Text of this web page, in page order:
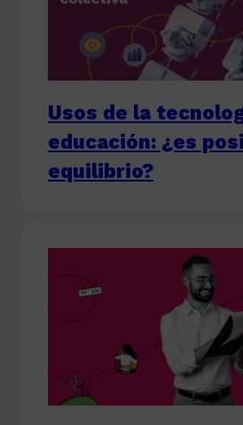
Usos de la
educación: ¿es
equilibrio?